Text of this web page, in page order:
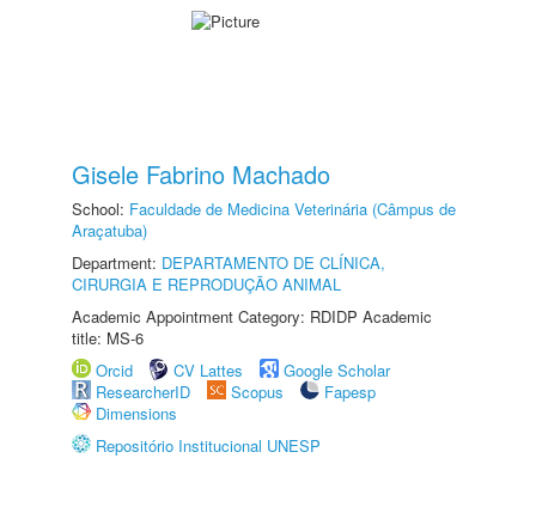
Gisele Fabrino Machado
School: Faculdade de Medicina Veterinária (Câmpus de
Araçatuba)
Department: DEPARTAMENTO DE CLÍNICA,
CIRURGIA E REPRODUÇÃO ANIMAL
Academic Appointment Category: RDIDP Academic
title: MS-6
Orcid
CV Lattes
Google Scholar
ResearcherID
Scopus
Fapesp
Dimensions
Repositório Institucional UNESP